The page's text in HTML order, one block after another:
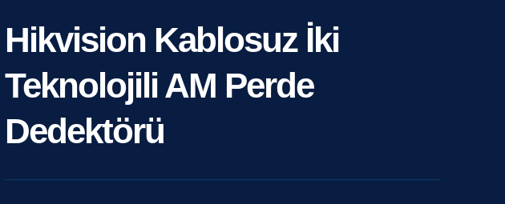
Hikvision Kablosuz İki
Teknolojili AM Perde
Dedektörü